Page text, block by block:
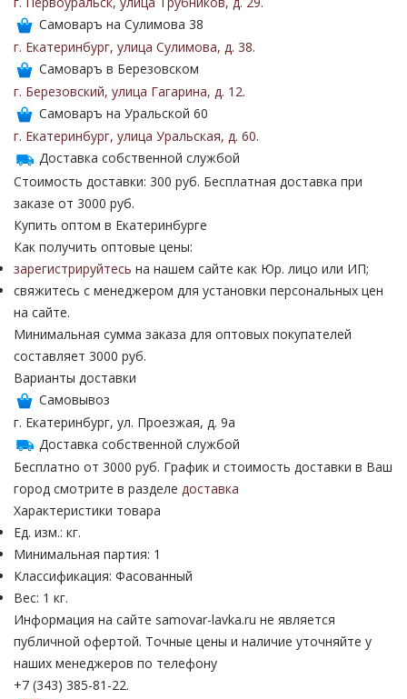
Самоваръ на Сулимова 38
г. Екатеринбург, улица Сулимова, д. 38.
Самоваръ в Березовском
г. Березовский, улица Гагарина, д. 12.
Самоваръ на Уральской 60
г. Екатеринбург, улица Уральская, д. 60.
Доставка собственной службой
Стоимость доставки: 300 руб. Бесплатная доставка при
заказе от 3000 руб.
Купить оптом в Екатеринбурге
Как получить оптовые цены:
зарегистрируйтесь на нашем сайте как Юр. лицо или ИП;
свяжитесь с менеджером для установки персональных цен
на сайте.
Минимальная сумма заказа для оптовых покупателей
составляет 3000 руб.
Варианты доставки
Самовывоз
г. Екатеринбург, ул. Проезжая, д. 9а
Доставка собственной службой
Бесплатно от 3000 руб. График и стоимость доставки в Ваш
город смотрите в разделе доставка
Характеристики товара
Ед. изм.: кг.
Минимальная партия: 1
Классификация: Фасованный
Вес: 1 кг.
Информация на сайте samovar-lavka.ru не является
публичной офертой. Точные цены и наличие уточняйте у
наших менеджеров по телефону
+7 (343) 385-81-22.